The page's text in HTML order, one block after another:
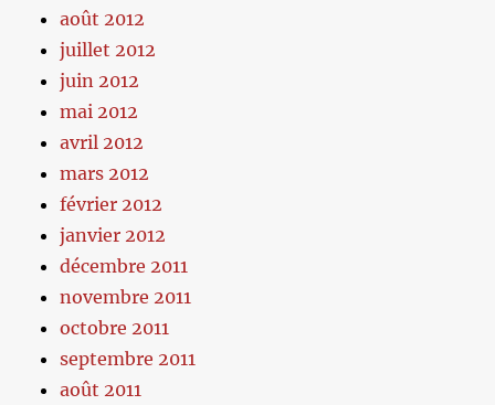
août 2012
juillet 2012
juin 2012
mai 2012
avril 2012
mars 2012
février 2012
janvier 2012
décembre 2011
novembre 2011
octobre 2011
septembre 2011
août 2011